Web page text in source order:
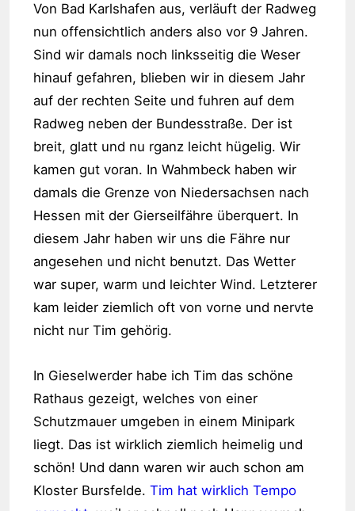
Von Bad Karlshafen aus, verläuft der Radweg
nun offensichtlich anders also vor 9 Jahren.
Sind wir damals noch linksseitig die Weser
hinauf gefahren, blieben wir in diesem Jahr
auf der rechten Seite und fuhren auf dem
Radweg neben der Bundesstraße. Der ist
breit, glatt und nu rganz leicht hügelig. Wir
kamen gut voran. In Wahmbeck haben wir
damals die Grenze von Niedersachsen nach
Hessen mit der Gierseilfähre überquert. In
diesem Jahr haben wir uns die Fähre nur
angesehen und nicht benutzt. Das Wetter
war super, warm und leichter Wind. Letzterer
kam leider ziemlich oft von vorne und nervte
nicht nur Tim gehörig.
In Gieselwerder habe ich Tim das schöne
Rathaus gezeigt, welches von einer
Schutzmauer umgeben in einem Minipark
liegt. Das ist wirklich ziemlich heimelig und
schön! Und dann waren wir auch schon am
Kloster Bursfelde. Tim hat wirklich Tempo